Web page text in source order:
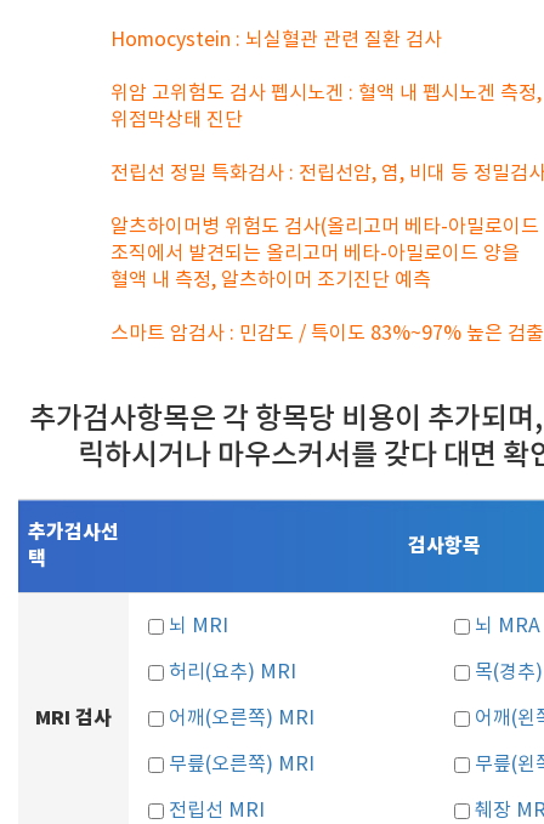
Homocystein : 뇌실혈관 관련 질환 검사
위암 고위험도 검사 펩시노겐 : 혈액 내 펩시노겐 측
위점막상태 진단
전립선 정밀 특화검사 : 전립선암, 염, 비대 등 정밀검
알츠하이머병 위험도 검사(올리고머 베타-아밀로이
조직에서 발견되는 올리고머 베타-아밀로이드 양을
혈액 내 측정, 알츠하이머 조기진단 예측
스마트 암검사 : 민감도 / 특이도 83%~97% 높은 검
추가검사항목은 각 항목당 비용이 추가되
릭하시거나 마우스커서를 갖다 대면 확
추가검사선
택
검사항목
MRI 검사
뇌 MRI 뇌 MRA
허리(요추) MRI 목(경추
어깨(오른쪽) MRI 어깨(왼
무릎(오른쪽) MRI 무릎(왼
전립선 MRI 췌장